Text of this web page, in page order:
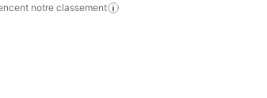
notre classement
mes favoris